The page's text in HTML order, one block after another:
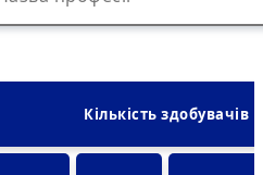
Кількість здобувачів